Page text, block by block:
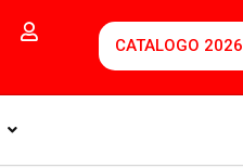
CATALOGO 2026